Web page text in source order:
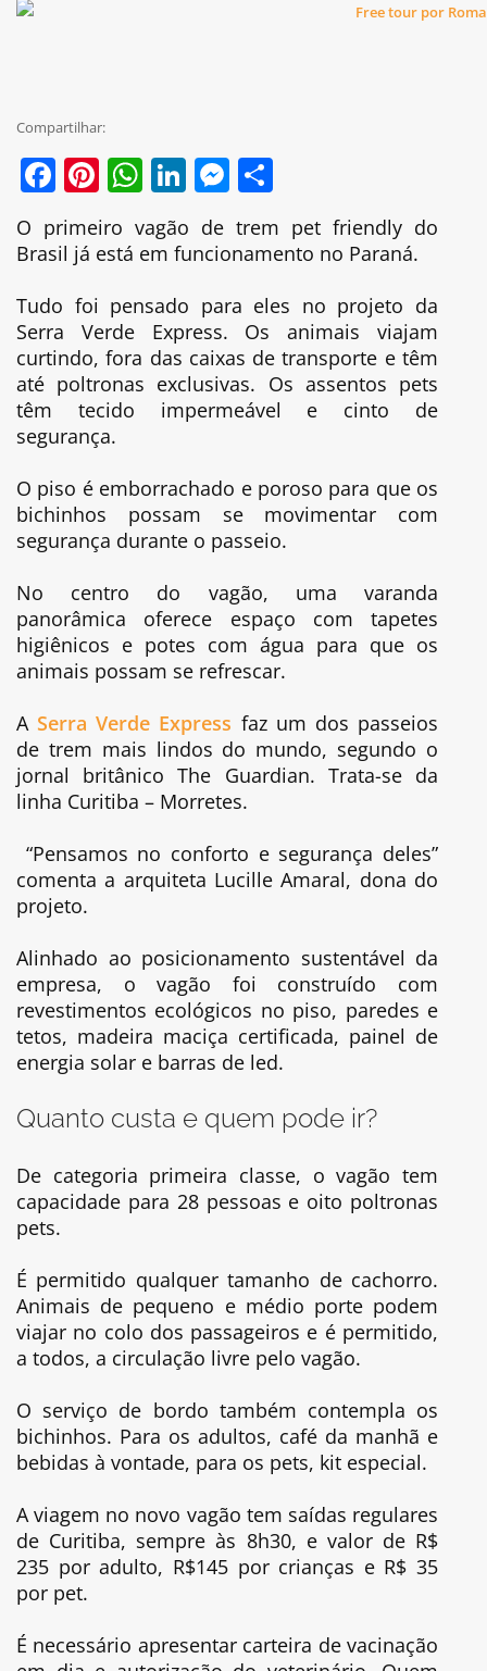
Compartilhar:
Facebook
Pinterest
WhatsApp
LinkedIn
Messenger
O primeiro vagão de trem pet friendly do
Brasil já está em funcionamento no Paraná.
Tudo foi pensado para eles no projeto da
Serra Verde Express. Os animais viajam
curtindo, fora das caixas de transporte e têm
até poltronas exclusivas. Os assentos pets
têm tecido impermeável e cinto de
segurança.
O piso é emborrachado e poroso para que os
bichinhos possam se movimentar com
segurança durante o passeio.
No centro do vagão, uma varanda
panorâmica oferece espaço com tapetes
higiênicos e potes com água para que os
animais possam se refrescar.
ASerra Verde Express faz um dos passeios
de trem mais lindos do mundo, segundo o
jornal britânico The Guardian. Trata-se da
linha Curitiba – Morretes.
“Pensamos no conforto e segurança deles”
comenta a arquiteta Lucille Amaral, dona do
projeto.
Alinhado ao posicionamento sustentável da
empresa, o vagão foi construído com
revestimentos ecológicos no piso, paredes e
tetos, madeira maciça certificada, painel de
energia solar e barras de led.
Quanto custa e quem pode ir?
De categoria primeira classe, o vagão tem
capacidade para 28 pessoas e oito poltronas
pets.
É permitido qualquer tamanho de cachorro.
Animais de pequeno e médio porte podem
viajar no colo dos passageiros e é permitido,
a todos, a circulação livre pelo vagão.
O serviço de bordo também contempla os
bichinhos. Para os adultos, café da manhã e
bebidas à vontade, para os pets, kit especial.
A viagem no novo vagão tem saídas regulares
de Curitiba, sempre às 8h30, e valor de R$
235 por adulto, R$145 por crianças e R$ 35
por pet.
É necessário apresentar carteira de vacinação